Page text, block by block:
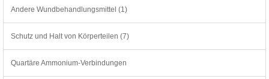
Andere Wundbehandlungsmittel (1)
Schutz und Halt von Körperteilen (7)
Quartäre Ammonium-Verbindungen